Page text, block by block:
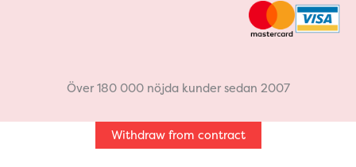
b
o
a
g
Över 180 000 nöjda kunder sedan 2007
Withdraw from contract